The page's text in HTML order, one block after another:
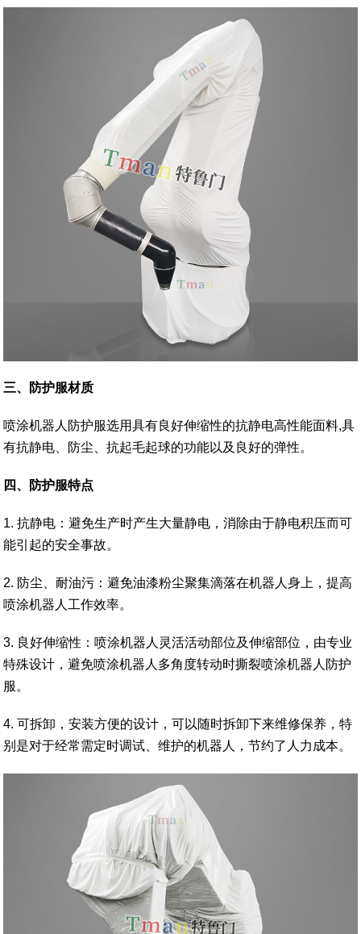
三、防护服材质
喷涂机器人防护服选用具有良好伸缩性的抗静电高性能面料,具
有抗静电、防尘、抗起毛起球的功能以及良好的弹性。
四、防护服特点
1. 抗静电：避免生产时产生大量静电，消除由于静电积压而可
能引起的安全事故。
2. 防尘、耐油污：避免油漆粉尘聚集滴落在机器人身上，提高
喷涂机器人工作效率。
3. 良好伸缩性：喷涂机器人灵活活动部位及伸缩部位，由专业
特殊设计，避免喷涂机器人多角度转动时撕裂喷涂机器人防护
服。
4. 可拆卸，安装方便的设计，可以随时拆卸下来维修保养，特
别是对于经常需定时调试、维护的机器人，节约了人力成本。